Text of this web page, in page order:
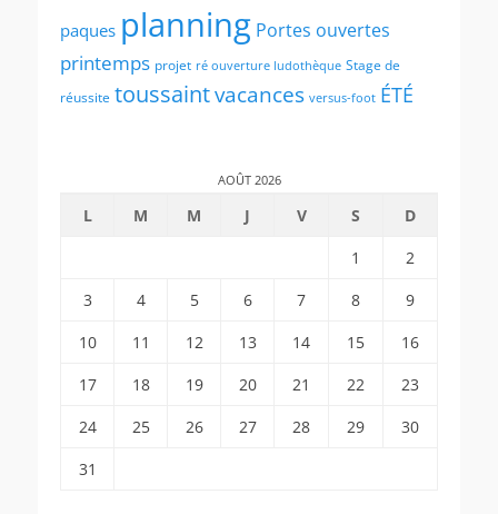
paques planning Portes ouvertes
printemps projet ré ouverture ludothèque Stage de
réussite toussaintvacances versus-foot ÉTÉ
AOÛT 2026
L M M J V S
D
1
2
3
4 5 6 7 8
9
10
11 12 13 14 15
16
17
18 19 20 21 22
23
24
25 26 27 28 29
30
31